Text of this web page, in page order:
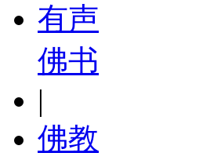
有声
佛书
|
佛教